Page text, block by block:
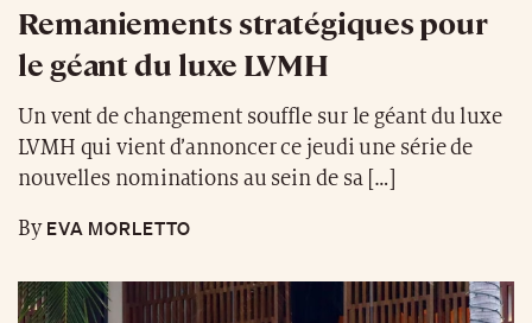
Remaniements stratégiques pour
le géant du luxe LVMH
Un vent de changement souffle sur le géant du luxe
LVMH qui vient d’annoncer ce jeudi une série de
nouvelles nominations au sein de sa […]
ByEVA MORLETTO